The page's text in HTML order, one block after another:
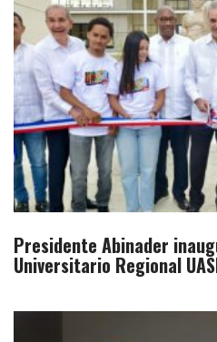
Presidente Abinader
Universitario Regional